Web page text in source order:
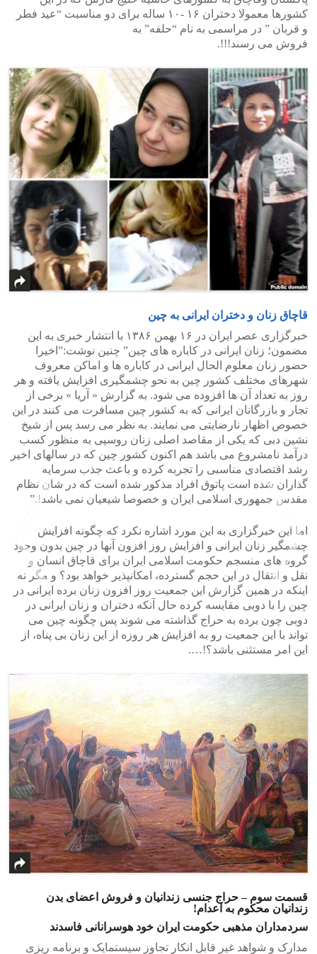
کشورها معمولا دختران ۱۶ -۱۰ ساله برای دو مناسبت “عید فطر
و قربان ” در مراسمی به نام “حلفه” به
فروش می رسند!!!.
قاچاق زنان و دختران ایرانی به چین
خبرگزاری عصر ایران در ۱۶ بهمن ۱۳۸۶ با انتشار خبری به این
مضمون؛ زنان ایرانی در کاباره های چین” چنین نوشت:”اخیرا
حضور زنان معلوم الحال ایرانی در کاباره ها و اماکن معروف
شهرهای مختلف کشور چین به نحو چشمگیری افزایش یافته و هر
روز به تعداد آن ها افزوده می شود. به گزارش « آریا » برخی از
تجار و بازرگانان ایرانی که به کشور چین مسافرت می کنند در این
خصوص اظهار نارضایتی می نمایند. به نظر می رسد پس از شیخ
نشین دبی که یکی از مقاصد اصلی زنان روسپی به منظور کسب
درآمد نامشروع می باشد هم اکنون کشور چین که در سالهای اخیر
رشد اقتصادی مناسبی را تجربه کرده و باعث جذب سرمایه
گذاران شده است پاتوق افراد مذکور شده است که در شان نظام
مقدس جمهوری اسلامی ایران و خصوصا شیعیان نمی باشد!.”
اما این خبرگزاری به این مورد اشاره نکرد که چگونه افزایش
چشمگیر زنان ایرانی و افزایش روز افزون آنها در چین بدون وجود
گروه های منسجم حکومت اسلامی ایران برای قاچاق انسان و
نقل و انتقال در این حجم گسترده، امکانپذیر خواهد بود؟ و مگر نه
اینکه در همین گزارش این جمعیت روز افزون زنان برده ایرانی در
چین را با دوبی مقایسه کرده حال آنکه دختران و زنان ایرانی در
دوبی چون برده به حراج گذاشته می شوند پس چگونه چین می
تواند با این جمعیت رو به افزایش هر روزه از این زنان بی پناه، از
این امر مستثنی باشد؟!….
قسمت سوم – حراج جنسی زندانیان و فروش اعضای بدن
زندانیان محکوم به اعدام!
سردمداران مذهبی حکومت ایران خود هوسرانانی فاسدند
مدارک و شواهد غیر قابل انکار تجاوز سیستمایک و برنامه ریزی
<
>